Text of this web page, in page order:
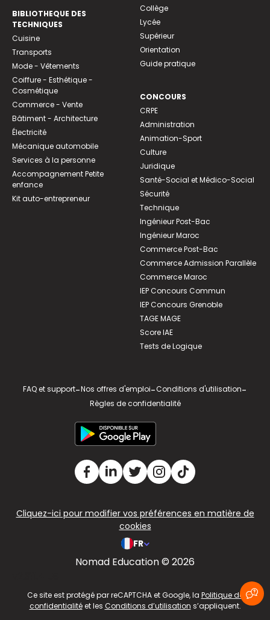
BIBLIOTHEQUE DES
TECHNIQUES
Cuisine
Transports
Mode - Vêtements
Coiffure - Esthétique -
Cosmétique
Commerce - Vente
Bâtiment - Architecture
Électricité
Mécanique automobile
Services à la personne
Accompagnement Petite
enfance
Kit auto-entrepreneur
Collège
Lycée
Supérieur
Orientation
Guide pratique
CONCOURS
CRPE
Administration
Animation-Sport
Culture
Juridique
Santé-Social et Médico-Social
Sécurité
Technique
Ingénieur Post-Bac
Ingénieur Maroc
Commerce Post-Bac
Commerce Admission Parallèle
Commerce Maroc
IEP Concours Commun
IEP Concours Grenoble
TAGE MAGE
Score IAE
Tests de Logique
FAQ et support-Nos offres d'emploi-Conditions d'utilisation-
Règles de confidentialité
Cliquez-ici pour modifier vos préférences en matière de
cookies
FR
Nomad Education © 2026
Ce site est protégé par reCAPTCHA et Google, la Politique de
confidentialitéet les Conditions d’utilisation s’appliquent.